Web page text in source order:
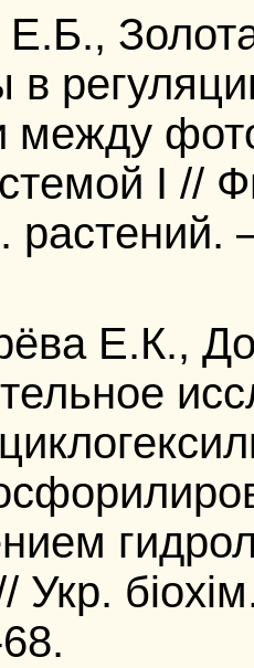
в
между
I //
Е.К.,
Укр.